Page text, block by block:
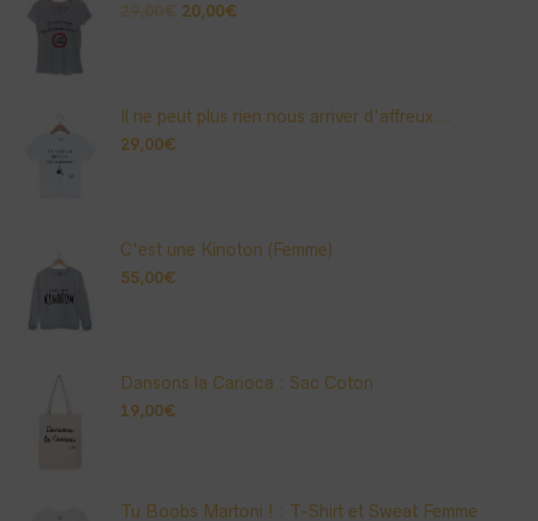
29,00€ 20,00€
Il ne peut plus rien nous arriver d'affreux...
29,00€
C'est une Kinoton (Femme)
55,00€
Dansons la Carioca : Sac Coton
19,00€
Tu Boobs Martoni ! : T-Shirt et Sweat Femme